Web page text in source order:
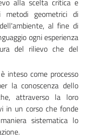
alla scelta critica e
metodi geometrici di
al fine di
ogni esperienza
del rilievo che del
inteso come processo
la conoscenza dello
attraverso la loro
in un corso che fonde
sistematica lo